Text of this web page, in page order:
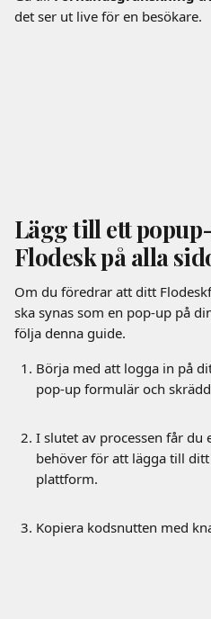
det ser ut live för en besökare.
Lägg till ett
Flodesk på alla
Om du föredrar att ditt
ska synas som en pop-up på
följa denna guide.
Börja med att logga in på
pop-up formulär och
I slutet av processen får du
behöver för att lägga till
plattform.
Kopiera kodsnutten med